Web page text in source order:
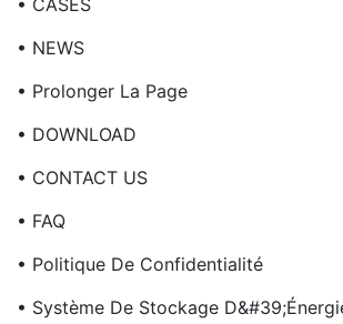
• NEWS
• Prolonger La Page
• DOWNLOAD
• CONTACT US
• FAQ
• Politique De Confidentialité
• Système De Stockage